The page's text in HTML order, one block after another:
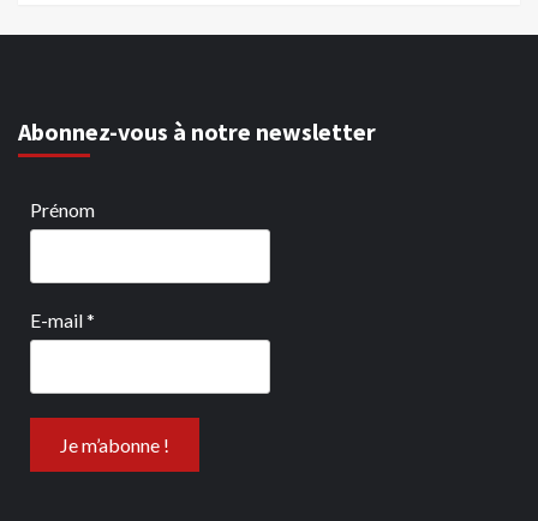
Abonnez-vous à notre newsletter
Prénom
E-mail*